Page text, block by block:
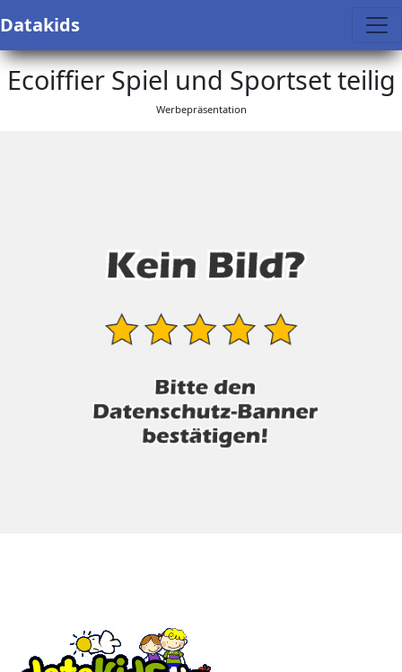
Datakids
Ecoiffier Spiel und Sportset teilig
Werbepräsentation